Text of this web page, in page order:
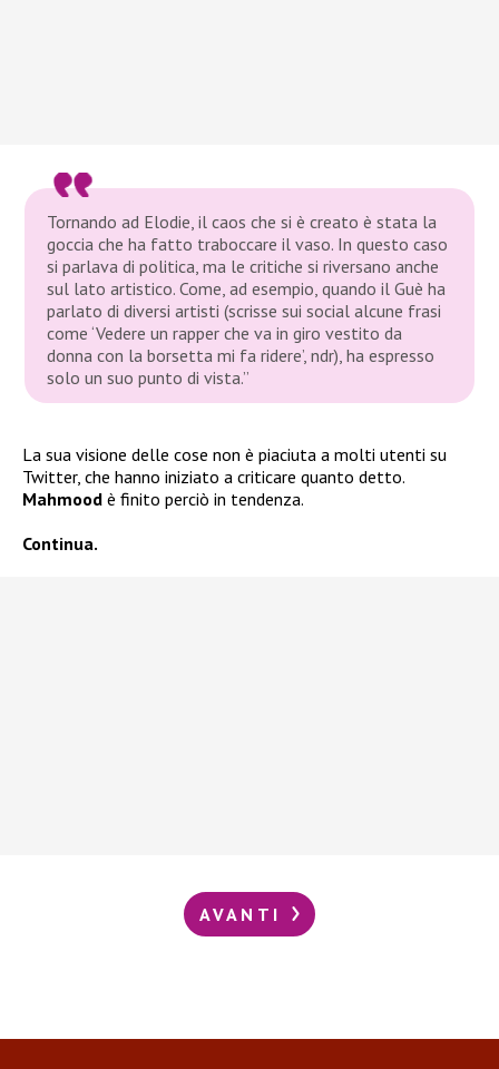
Tornando ad Elodie, il caos che si è creato è stata la
goccia che ha fatto traboccare il vaso. In questo caso
si parlava di politica, ma le critiche si riversano anche
sul lato artistico. Come, ad esempio, quando il Guè ha
parlato di diversi artisti (scrisse sui social alcune frasi
come ‘Vedere un rapper che va in giro vestito da
donna con la borsetta mi fa ridere’, ndr), ha espresso
solo un suo punto di vista.”
La sua visione delle cose non è piaciuta a molti utenti su
Twitter, che hanno iniziato a criticare quanto detto.
Mahmood è finito perciò in tendenza.
Continua.
AVANTI